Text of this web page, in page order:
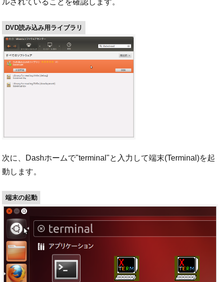
DVD読み込み用ライブラリ
次に、Dashホームで"terminal"と入力して端末(Terminal)を起
動します。
端末の起動